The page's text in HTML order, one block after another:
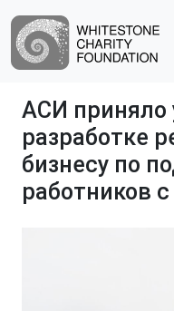
АСИ приняло
разработке
бизнесу по
работников